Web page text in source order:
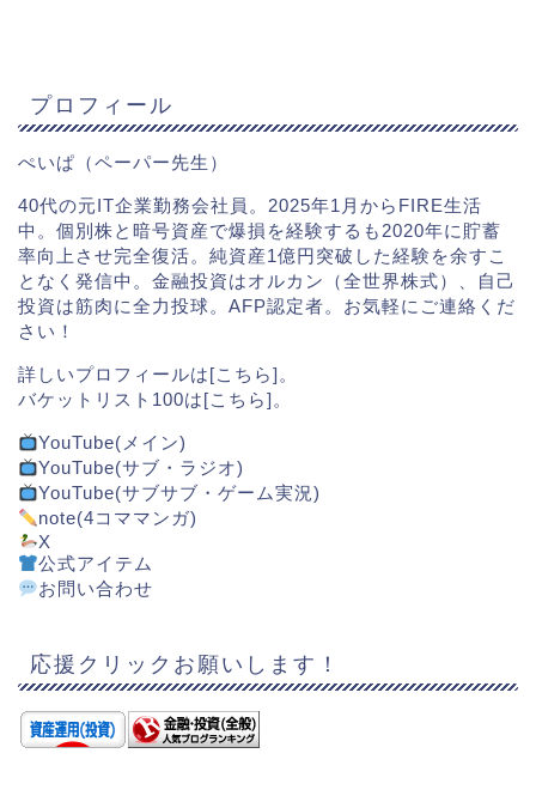
プロフィール
ぺいぱ（ペーパー先生）
40代の元IT企業勤務会社員。2025年1月からFIRE生活
中。個別株と暗号資産で爆損を経験するも2020年に貯蓄
率向上させ完全復活。純資産1億円突破した経験を余すこ
となく発信中。金融投資はオルカン（全世界株式）、自己
投資は筋肉に全力投球。AFP認定者。お気軽にご連絡くだ
さい！
詳しいプロフィールは[こちら]。
バケットリスト100は[こちら]。
YouTube(メイン)
YouTube(サブ・ラジオ)
YouTube(サブサブ・ゲーム実況)
note(4コママンガ)
X
公式アイテム
お問い合わせ
応援クリックお願いします！